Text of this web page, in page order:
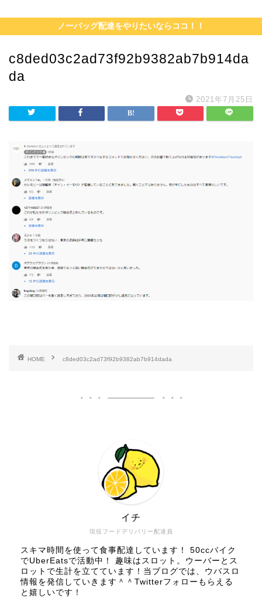
ノーバッグ配達をやりたいならココ！！
c8ded03c2ad73f92b9382ab7b914da
da
2021年7月25日
HOME c8ded03c2ad73f92b9382ab7b914dada
現役フードデリバリー配達員
イチ
スキマ時間を使って食事配達しています！ 50ccバイク
でUberEatsで活動中！ 趣味はスロット。ウーバーとス
ロットで生計を立てています！当ブログでは、ウバスロ
情報を発信していきます＾＾Twitterフォローもらえる
と嬉しいです！